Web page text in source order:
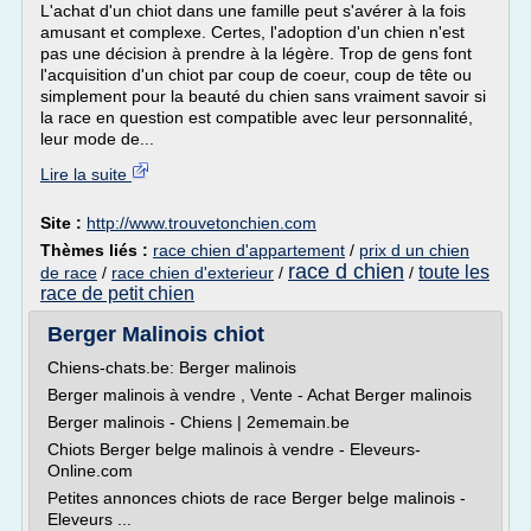
L'achat d'un chiot dans une famille peut s'avérer à la fois
amusant et complexe. Certes, l'adoption d'un chien n'est
pas une décision à prendre à la légère. Trop de gens font
l'acquisition d'un chiot par coup de coeur, coup de tête ou
simplement pour la beauté du chien sans vraiment savoir si
la race en question est compatible avec leur personnalité,
leur mode de...
Lire la suite
Site : http://www.trouvetonchien.com
Thèmes liés : race chien d'appartement / prix d un chien
de race / race chien d'exterieur / race d chien / toute les
race de petit chien
Berger Malinois chiot
Chiens-chats.be: Berger malinois
Berger malinois à vendre , Vente - Achat Berger malinois
Berger malinois - Chiens | 2ememain.be
Chiots Berger belge malinois à vendre - Eleveurs-
Online.com
Petites annonces chiots de race Berger belge malinois -
Eleveurs ...